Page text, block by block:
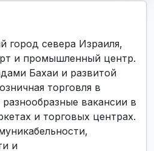
город севера Израиля,
и промышленный центр.
Бахаи и развитой
торговля в
вакансии в
и торговых центрах.
и